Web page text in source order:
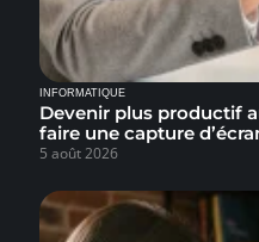
INFORMATIQUE
Devenir plus productif
faire une capture
5 août 2026